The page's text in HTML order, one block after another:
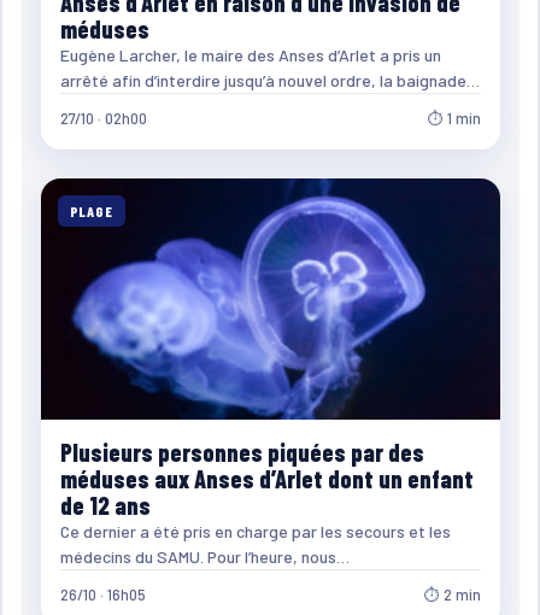
méduses
Eugène Larcher, le maire des Anses d’Arlet a pris un
arrêté afin d’interdire jusqu’à nouvel ordre, la baignade…
27/10 · 02h00 ⏱ 1 min
PLAGE
Plusieurs personnes piquées par des
méduses aux Anses d’Arlet dont un enfant
de 12 ans
Ce dernier a été pris en charge par les secours et les
médecins du SAMU. Pour l’heure, nous…
26/10 · 16h05 ⏱ 2 min